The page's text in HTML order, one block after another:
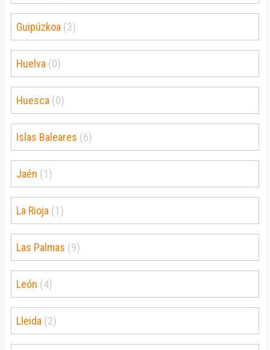
Guipúzkoa (3)
Huelva (0)
Huesca (0)
Islas Baleares (6)
Jaén (1)
La Rioja (1)
Las Palmas (9)
León (4)
Lleida (2)